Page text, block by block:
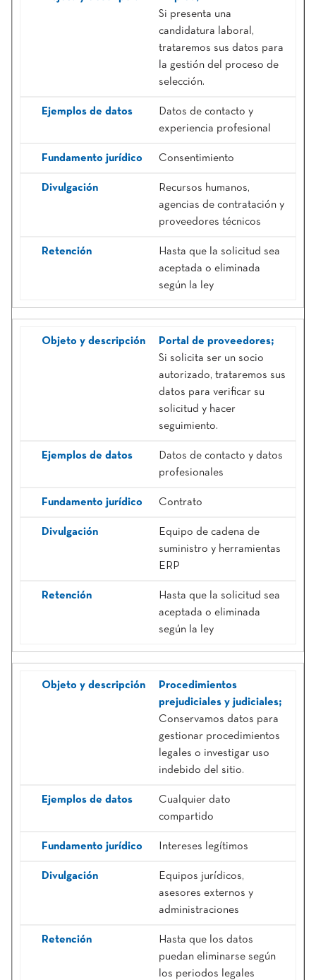
Si presenta una
candidatura laboral,
trataremos sus datos para
la gestión del proceso de
selección.
Datos de contacto y
experiencia profesional
Consentimiento
Recursos humanos,
agencias de contratación y
proveedores técnicos
Hasta que la solicitud sea
aceptada o eliminada
según la ley
Portal de proveedores;
Si solicita ser un socio
autorizado, trataremos sus
datos para verificar su
solicitud y hacer
seguimiento.
Datos de contacto y datos
profesionales
Contrato
Equipo de cadena de
suministro y herramientas
ERP
Hasta que la solicitud sea
aceptada o eliminada
según la ley
Procedimientos
prejudiciales y judiciales;
Conservamos datos para
gestionar procedimientos
legales o investigar uso
indebido del sitio.
Cualquier dato
compartido
Intereses legítimos
Equipos jurídicos,
asesores externos y
administraciones
Hasta que los datos
puedan eliminarse según
los periodos legales